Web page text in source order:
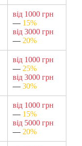
від 1000 грн
— 15%
від 3000 грн
— 20%
від 1000 грн
— 25%
від 3000 грн
— 30%
від 1000 грн
— 15%
від 5000 грн
— 20%